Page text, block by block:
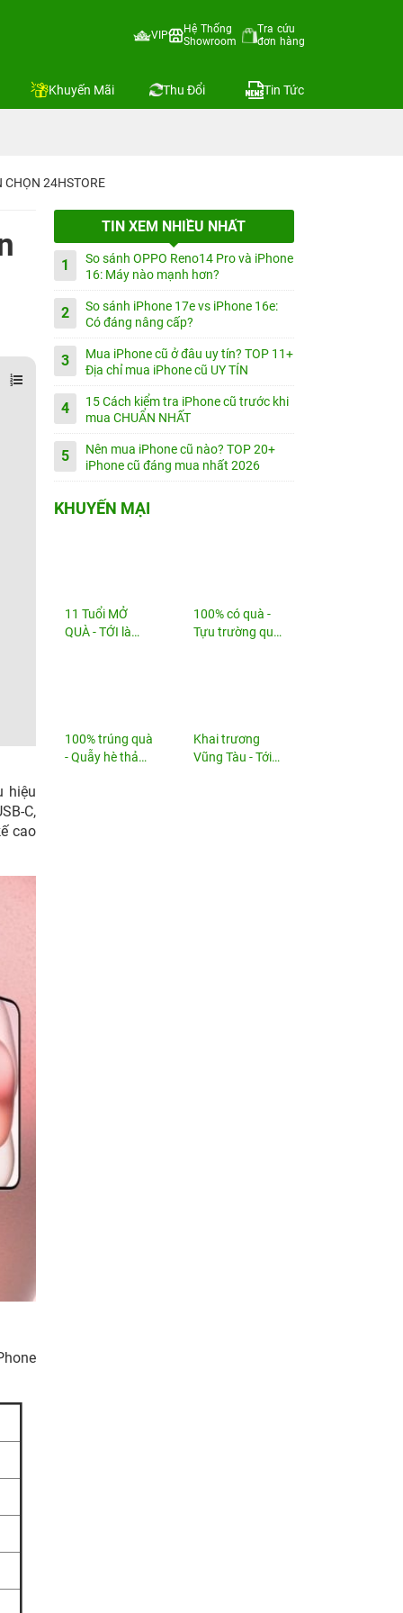
VIP
Hệ Thống
Showroom
Tra cứu
đơn hàng
Khuyến Mãi Thu Đổi Tin Tức
CHỌN 24HSTORE
hiệu
C,
cao
TIN XEM NHIỀU NHẤT
1
So sánh OPPO Reno14 Pro và iPhone
16: Máy nào mạnh hơn?
2
So sánh iPhone 17e vs iPhone 16e:
Có đáng nâng cấp?
3
Mua iPhone cũ ở đâu uy tín? TOP 11+
Địa chỉ mua iPhone cũ UY TÍN
4
15 Cách kiểm tra iPhone cũ trước khi
mua CHUẨN NHẤT
5
Nên mua iPhone cũ nào? TOP 20+
iPhone cũ đáng mua nhất 2026
KHUYẾN MẠI
11 Tuổi MỞ
QUÀ - TỚI là
100% có quà -
Tựu trường quá
100% trúng quà
- Quẫy hè thả
Khai trương
Vũng Tàu - Tới